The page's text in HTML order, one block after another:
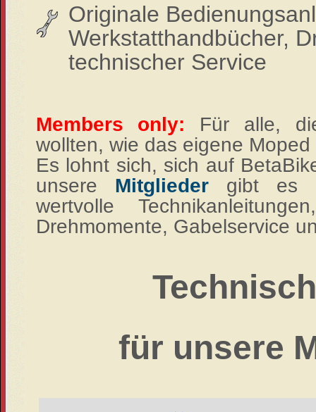
Originale
Werkstatthandbücher,
technischer Service
Members only: Für alle,
wollten, wie das eigene
Es lohnt sich, sich auf
unsere Mitgliedergibt es
wertvolle
Drehmomente, Gabelservice
für unsere